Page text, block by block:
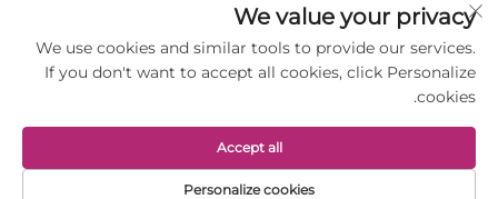
هاتف:+86-177 7875 6567
Office add : رقم 128-8 طريق تاي هانغ شان، منطقة
حقوق النسخ محفوظة © شركة جيانغسو باسيمان للنسيج
المحدودة. جميع الحقوق محفوظة -سياسة الخصوصية
We value your privacy
We use cookies and similar tools to provide our services.
If you don't want to accept all cookies, click Personalize
cookies.
Personalize cookies
Accept all